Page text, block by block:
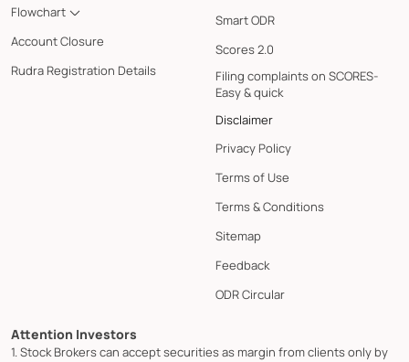
Flowchart
Account Closure
Rudra Registration Details
Smart ODR
Scores 2.0
Filing complaints on SCORES-
Easy & quick
Disclaimer
Privacy Policy
Terms of Use
Terms & Conditions
Sitemap
Feedback
ODR Circular
Attention Investors
1. Stock Brokers can accept securities as margin from clients only by